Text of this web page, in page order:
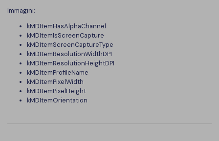
Immagini:
kMDItemHasAlphaChannel
kMDItemIsScreenCapture
kMDItemScreenCaptureType
kMDItemResolutionWidthDPI
kMDItemResolutionHeightDPI
kMDItemProfileName
kMDItemPixelWidth
kMDItemPixelHeight
kMDItemOrientation